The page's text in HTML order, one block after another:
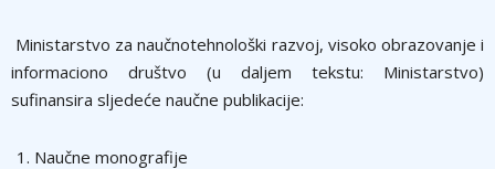
Ministarstvo za naučnotehnološki razvoj, visoko obrazovanje i
informaciono društvo (u daljem tekstu: Ministarstvo)
sufinansira sljedeće naučne publikacije:
Naučne monografije